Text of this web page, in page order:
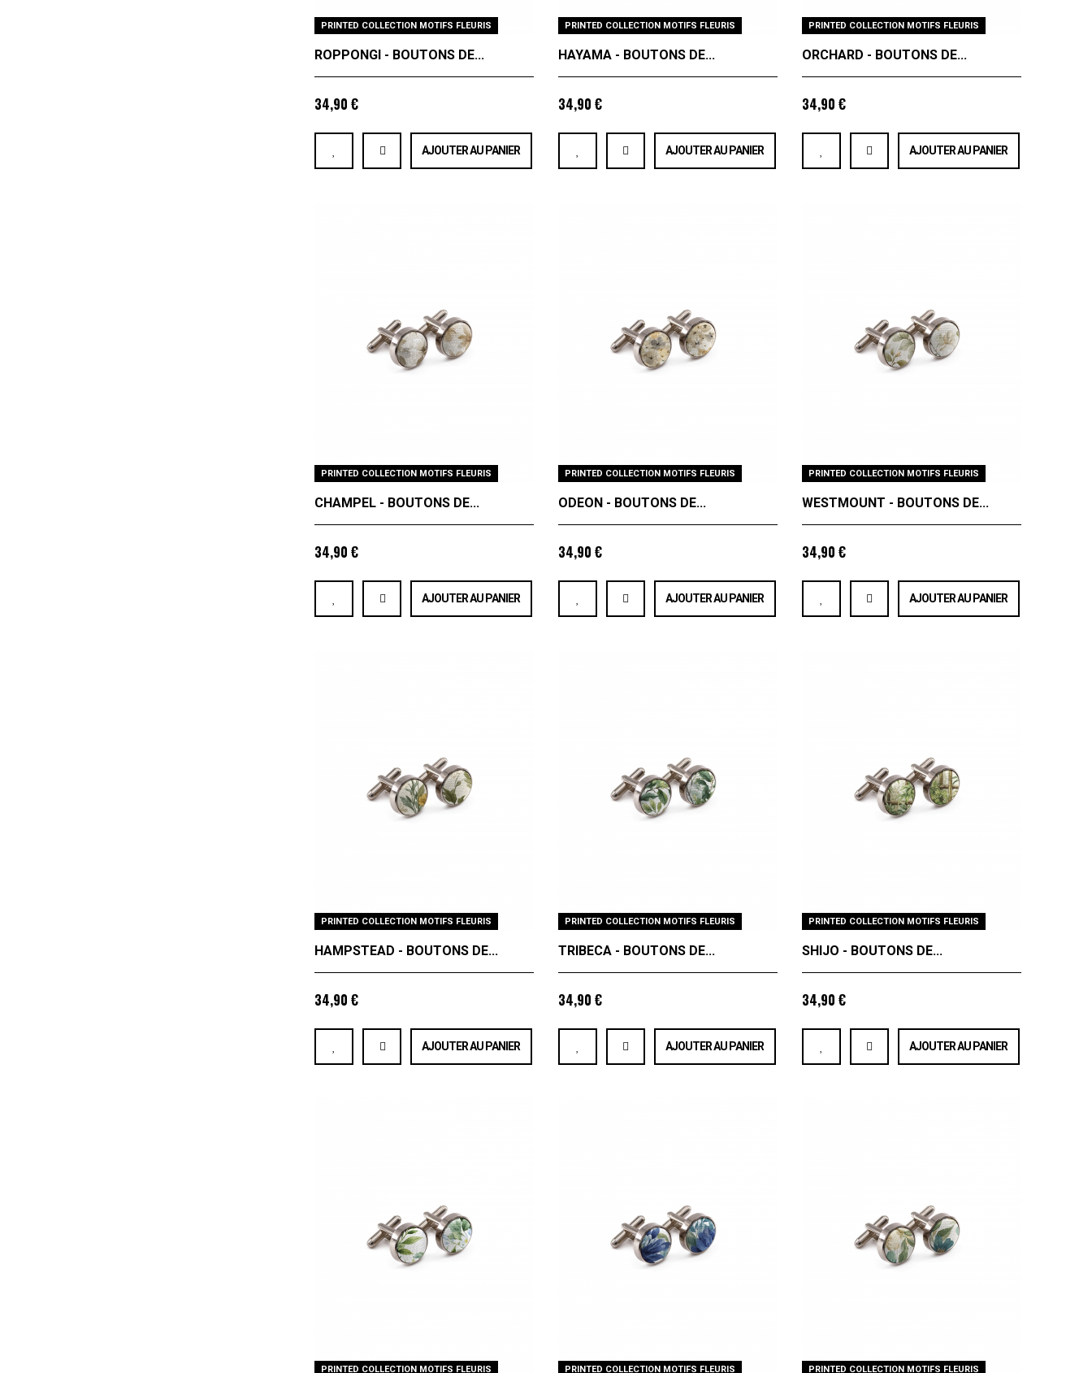
PRINTED COLLECTION MOTIFS FLEURIS
ROPPONGI - BOUTONS DE...
34,90 €
AJOUTER AU PANIER
PRINTED COLLECTION MOTIFS FLEURIS
HAYAMA - BOUTONS DE...
34,90 €
AJOUTER AU PANIER
PRINTED COLLECTION MOTIFS FLEURIS
ORCHARD - BOUTONS DE...
34,90 €
AJOUTER AU PANIER
PRINTED COLLECTION MOTIFS FLEURIS
CHAMPEL - BOUTONS DE...
34,90 €
AJOUTER AU PANIER
PRINTED COLLECTION MOTIFS FLEURIS
ODEON - BOUTONS DE...
34,90 €
AJOUTER AU PANIER
PRINTED COLLECTION MOTIFS FLEURIS
WESTMOUNT - BOUTONS DE...
34,90 €
AJOUTER AU PANIER
PRINTED COLLECTION MOTIFS FLEURIS
HAMPSTEAD - BOUTONS DE...
34,90 €
AJOUTER AU PANIER
PRINTED COLLECTION MOTIFS FLEURIS
TRIBECA - BOUTONS DE...
34,90 €
AJOUTER AU PANIER
PRINTED COLLECTION MOTIFS FLEURIS
SHIJO - BOUTONS DE...
34,90 €
AJOUTER AU PANIER
PRINTED COLLECTION MOTIFS FLEURIS PRINTED COLLECTION MOTIFS FLEURIS PRINTED COLLECTION MOTIFS FLEURIS